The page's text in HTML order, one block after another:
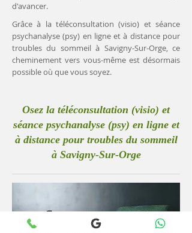
d'avancer.
Grâce à la téléconsultation (visio) et séance
psychanalyse (psy) en ligne et à distance pour
troubles du sommeil à Savigny-Sur-Orge, ce
cheminement vers vous-même est désormais
possible où que vous soyez.
Osez la téléconsultation (visio) et
séance psychanalyse (psy) en ligne et
à distance pour troubles du sommeil
à Savigny-Sur-Orge